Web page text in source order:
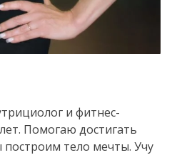
и фитнес-
Помогаю достигать
тело мечты. Учу